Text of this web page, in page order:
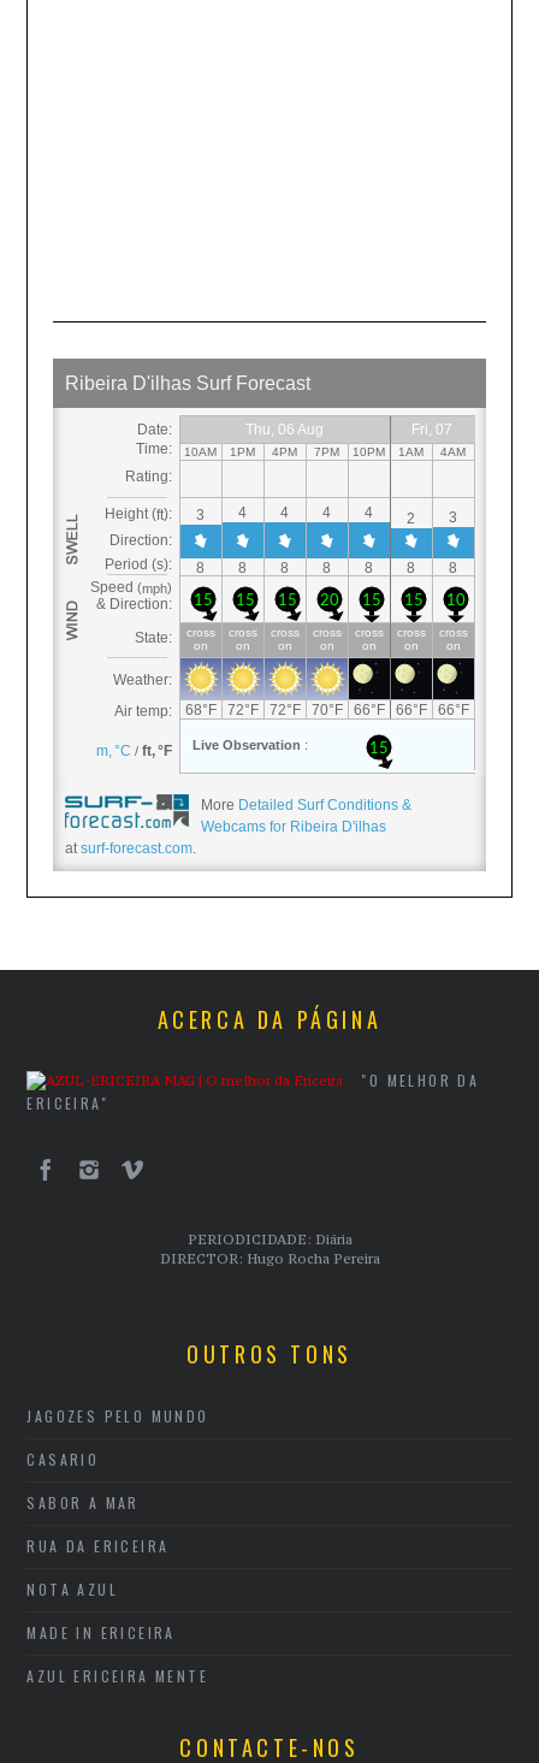
More Detailed Surf Conditions &
Webcams for Ribeira D'ilhas
atsurf-forecast.com.
ACERCA DA PÁGINA
"O MELHOR DA
ERICEIRA"
PERIODICIDADE: Diária
DIRECTOR: Hugo Rocha Pereira
OUTROS TONS
JAGOZES PELO MUNDO
CASARIO
SABOR A MAR
RUA DA ERICEIRA
NOTA AZUL
MADE IN ERICEIRA
AZUL ERICEIRA MENTE
CONTACTE-NOS